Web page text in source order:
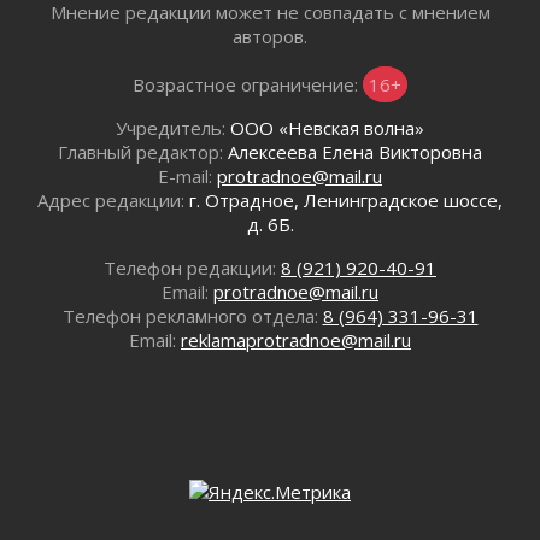
отправили на реставрацию
02 августа 2026
Ленобласть внедрила передовую подготовку
операторов БПЛА
В Ивангороде появилась «Избушка-
воробушка»
02 августа 2026
Юхла, мука, кантеле и Водяной
Лето катится с горки
01 августа 2026
В Ленобласти открылась экспозиция к 150-
Болезнь девственниц и вампиров
Мнение редакции может не совпадать с мнением
авторов.
Возрастное ограничение: 16+
Учредитель: ООО «Невская волна»
Главный редактор: Алексеева Елена Викторовна
E-mail: protradnoe@mail.ru
Адрес редакции: г. Отрадное, Ленинградское шоссе,
д. 6Б.
Телефон редакции: 8 (921) 920-40-91
Email: protradnoe@mail.ru
Телефон рекламного отдела: 8 (964) 331-96-31
Email: reklamaprotradnoe@mail.ru